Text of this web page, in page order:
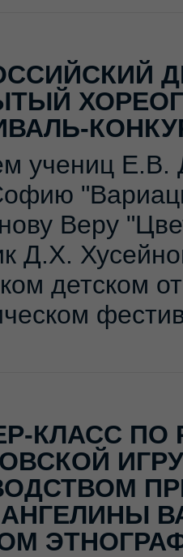
учениц Е.В.
Веру
Д.Х.
детском
КЛАСС ПО